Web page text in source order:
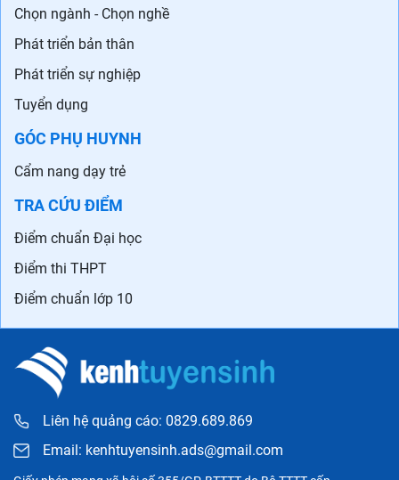
Chọn ngành - Chọn nghề
Phát triển bản thân
Phát triển sự nghiệp
Tuyển dụng
GÓC PHỤ HUYNH
Cẩm nang dạy trẻ
TRA CỨU ĐIỂM
Điểm chuẩn Đại học
Điểm thi THPT
Điểm chuẩn lớp 10
Liên hệ quảng cáo: 0829.689.869
Email: kenhtuyensinh.ads@gmail.com